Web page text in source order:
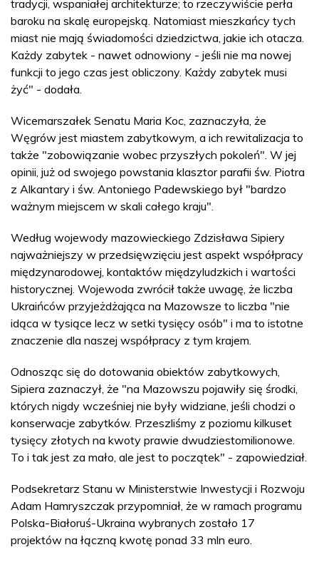
tradycji, wspaniałej architekturze; to rzeczywiście perła
baroku na skalę europejską. Natomiast mieszkańcy tych
miast nie mają świadomości dziedzictwa, jakie ich otacza.
Każdy zabytek - nawet odnowiony - jeśli nie ma nowej
funkcji to jego czas jest obliczony. Każdy zabytek musi
żyć" - dodała.
Wicemarszałek Senatu Maria Koc, zaznaczyła, że
Węgrów jest miastem zabytkowym, a ich rewitalizacja to
także "zobowiązanie wobec przyszłych pokoleń". W jej
opinii, już od swojego powstania klasztor parafii św. Piotra
z Alkantary i św. Antoniego Padewskiego był "bardzo
ważnym miejscem w skali całego kraju".
Według wojewody mazowieckiego Zdzisława Sipiery
najważniejszy w przedsięwzięciu jest aspekt współpracy
międzynarodowej, kontaktów międzyludzkich i wartości
historycznej. Wojewoda zwrócił także uwagę, że liczba
Ukraińców przyjeżdżająca na Mazowsze to liczba "nie
idąca w tysiące lecz w setki tysięcy osób" i ma to istotne
znaczenie dla naszej współpracy z tym krajem.
Odnosząc się do dotowania obiektów zabytkowych,
Sipiera zaznaczył, że "na Mazowszu pojawiły się środki,
których nigdy wcześniej nie były widziane, jeśli chodzi o
konserwacje zabytków. Przeszliśmy z poziomu kilkuset
tysięcy złotych na kwoty prawie dwudziestomilionowe.
To i tak jest za mało, ale jest to początek" - zapowiedział.
Podsekretarz Stanu w Ministerstwie Inwestycji i Rozwoju
Adam Hamryszczak przypomniał, że w ramach programu
Polska-Białoruś-Ukraina wybranych zostało 17
projektów na łączną kwotę ponad 33 mln euro.